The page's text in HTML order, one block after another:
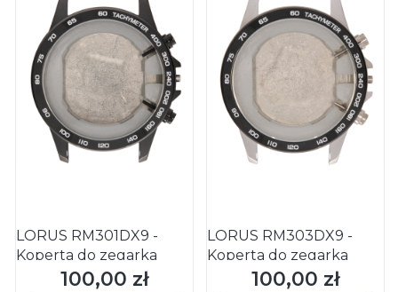
LORUS RM301DX9 -
Koperta do zegarka
Cena
100,00 zł
LORUS RM303DX9 -
Koperta do zegarka
Cena
100,00 zł